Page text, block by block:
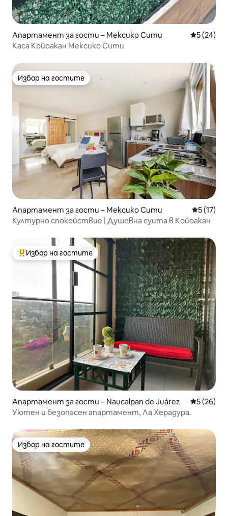
Апартамент за гости – Мексико Сити Средна
5 (24)
Каса Койоакан Мексико Сити
Избор на гостите
Избор на гостите
Апартамент за гости – Мексико Сити Средна
5 (17)
Културно спокойствие | Душевна суита в Койоакан
Най-популярен избор на гостите
Избор на гостите
Апартамент за гости – Naucalpan de Juárez Средна
5 (26)
Уютен и безопасен апартамент, Ла Херадура.
Избор на гостите
Избор на гостите